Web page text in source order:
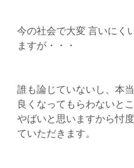
今の社会で大変 言いにく
ますが・・・
誰も論じていないし、本
良くなってもらわないと
やばいと思いますから忖
ていただきます。